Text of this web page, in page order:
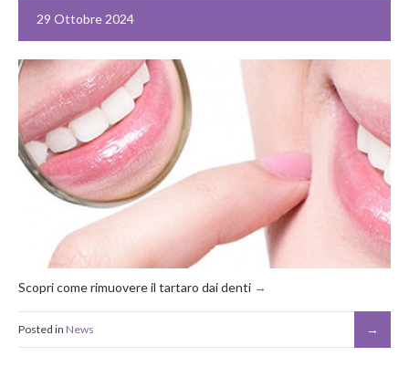
29 Ottobre 2024
Scopri come rimuovere il tartaro dai denti
Posted in News